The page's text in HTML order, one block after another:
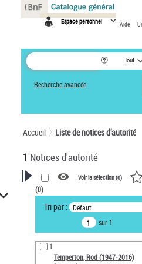
Espace personnel Aide
Tout
Recherche avancée
Accueil Liste de notices d’autorité
1 Notices d'autorité
VOTRE RECHERCHE
Recherche avancée dans les
notices d’autorité
Œuvres liées à l'auteur :
Temperton, Rod (1947-2016)
Voir la sélection (0)
(0)
Tri par : Défaut
sur 1
1
Temperton, Rod (1947-2016)
Panneau de gestion des cookies